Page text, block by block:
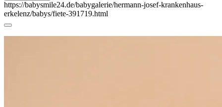
https://babysmile24.de/babygalerie/hermann-josef-krankenhaus-
erkelenz/babys/fiete-391719.html